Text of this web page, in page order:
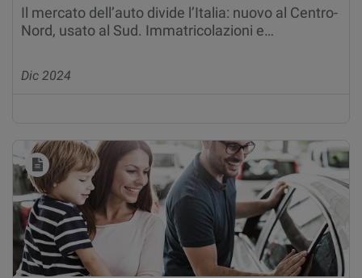
Il mercato dell’auto divide l’Italia: nuovo al Centro-
Nord, usato al Sud. Immatricolazioni e…
Dic 2024